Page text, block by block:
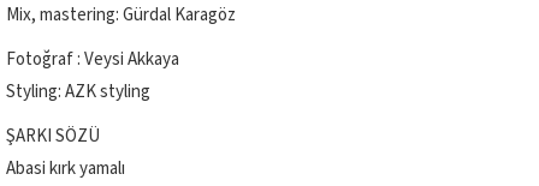
Mix, mastering: Gürdal Karagöz
Fotoğraf : Veysi Akkaya
Styling: AZK styling
ŞARKI SÖZÜ
Abasi kırk yamalı